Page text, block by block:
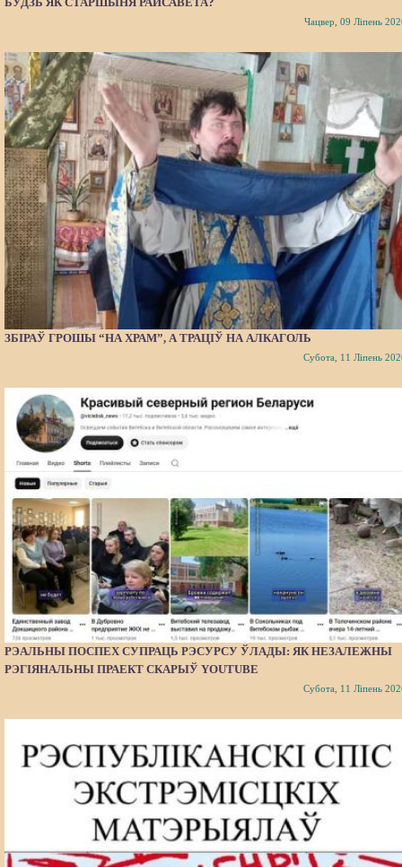
Чацвер, 09 Ліпень
ЗБІРАЎ ГРОШЫ “НА ХРАМ”, А ТРАЦІЎ НА АЛКАГОЛЬ
Субота, 11 Ліпень
РЭАЛЬНЫ ПОСПЕХ СУПРАЦЬ РЭСУРСУ ЎЛАДЫ: ЯК НЕЗАЛЕЖНЫ
РЭГІЯНАЛЬНЫ ПРАЕКТ СКАРЫЎ YOUTUBE
Субота, 11 Ліпень